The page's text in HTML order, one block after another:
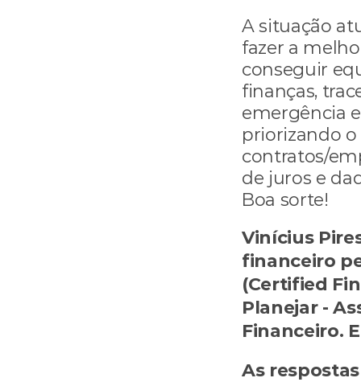
A situação
fazer a
conseguir
finanças,
emergência
priorizando
contratos/
de juros e
Boa sorte!
Vinícius
financeiro
(Certified
Planejar -
Financeiro.
As